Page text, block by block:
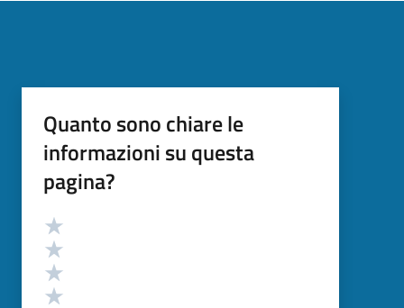
Quanto sono chiare le
informazioni su questa
pagina?
Valutazione